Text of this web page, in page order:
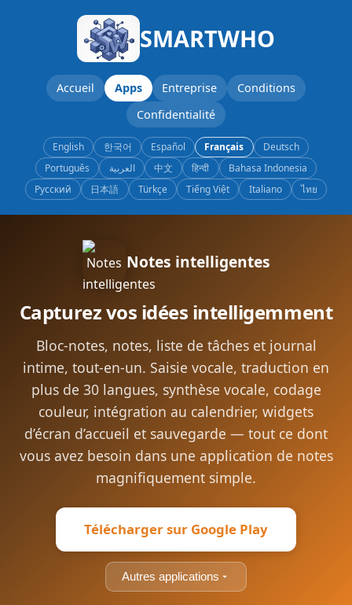
SMARTWHO
Accueil Apps Entreprise
Conditions
Confidentialité
English 한국어 Español Français
Deutsch
Português
العربية 中文 हिन्दी
Bahasa Indonesia
Русский
日本語 Türkçe Tiếng Việt Italiano ไทย
Notes intelligentes
Capturez vos idées intelligemment
Bloc-notes, notes, liste de tâches et journal
intime, tout-en-un. Saisie vocale, traduction en
plus de 30 langues, synthèse vocale, codage
couleur, intégration au calendrier, widgets
d’écran d’accueil et sauvegarde — tout ce dont
vous avez besoin dans une application de notes
magnifiquement simple.
Télécharger sur Google Play
Autres applications